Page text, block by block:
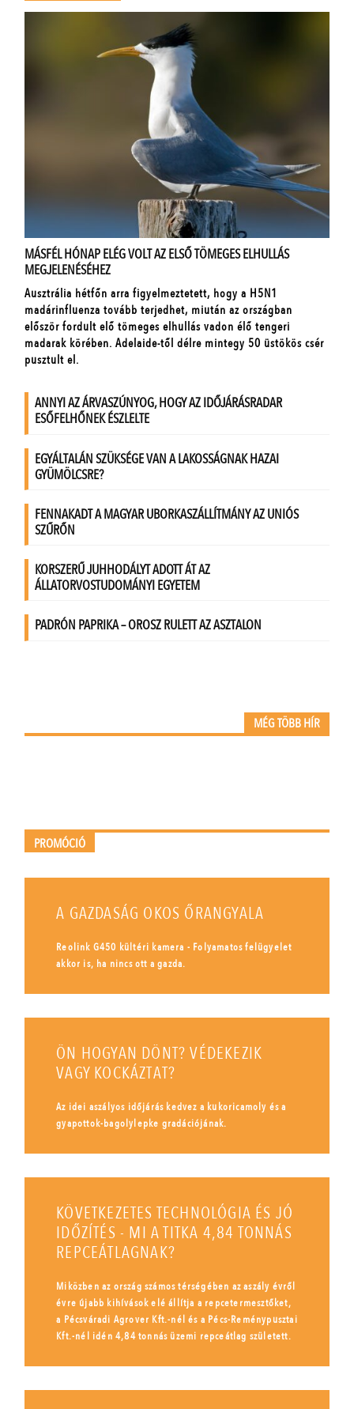
MÉG TÖBB HÍR
PROMÓCIÓ
A GAZDASÁG OKOS ŐRANGYALA
Reolink G450 kültéri kamera - Folyamatos felügyelet
akkor is, ha nincs ott a gazda.
ÖN HOGYAN DÖNT? VÉDEKEZIK
VAGY KOCKÁZTAT?
Az idei aszályos időjárás kedvez a kukoricamoly és a
gyapottok-bagolylepke gradációjának.
KÖVETKEZETES TECHNOLÓGIA ÉS JÓ
IDŐZÍTÉS - MI A TITKA 4,84 TONNÁS
REPCEÁTLAGNAK?
Miközben az ország számos térségében az aszály évről
évre újabb kihívások elé állítja a repcetermesztőket,
a Pécsváradi Agrover Kft.-nél és a Pécs-Reménypusztai
Kft.-nél idén 4,84 tonnás üzemi repceátlag született.